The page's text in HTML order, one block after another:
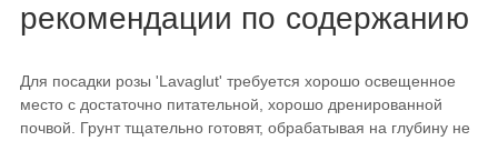
рекомендации по содержанию
Для посадки розы 'Lavaglut' требуется хорошо освещенное
место с достаточно питательной, хорошо дренированной
почвой. Грунт тщательно готовят, обрабатывая на глубину не